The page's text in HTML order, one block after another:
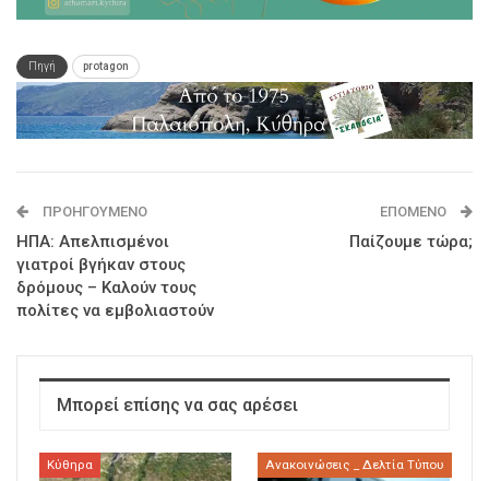
Πηγή protagon
ΠΡΟΗΓΟΎΜΕΝΟ
ΗΠΑ: Απελπισμένοι
γιατροί βγήκαν στους
δρόμους – Καλούν τους
πολίτες να εμβολιαστούν
ΕΠΌΜΕΝΟ
Παίζουμε τώρα;
Μπορεί επίσης να σας αρέσει
Κύθηρα Ανακοινώσεις _ Δελτία Τύπου